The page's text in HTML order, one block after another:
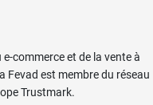
commerce et de la vente à
Fevad est membre du réseau
Trustmark.